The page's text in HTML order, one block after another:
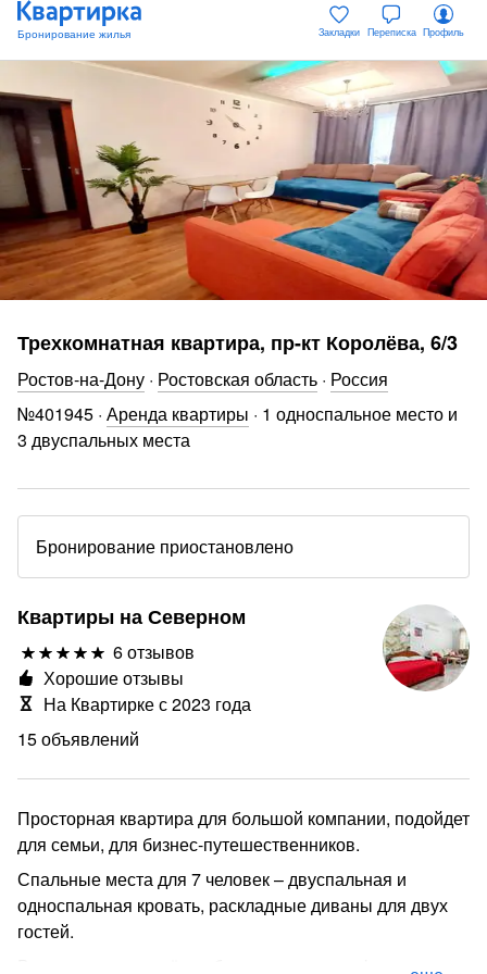
Закладки Переписка Профиль
Трехкомнатная квартира, пр-кт Королёва, 6/3
Ростов-на-Дону · Ростовская область · Россия
№401945 · Аренда квартиры · 1 односпальное место и
3 двуспальных места
Бронирование приостановлено
Квартиры на Северном
6 отзывов
15 объявлений
Хорошие отзывы
На Квартирке с 2023 года
Просторная квартира для большой компании, подойдет
для семьи, для бизнес-путешественников.
Спальные места для 7 человек – двуспальная и
односпальная кровать, раскладные диваны для двух
гостей.
В квартире есть всё необходимое для комфортного